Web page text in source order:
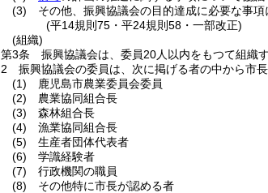
(3)
その他、振興協議会の目的達成に必要な事項
(平14規則75・平24規則58・一部改正)
(組織)
第3条
振興協議会は、委員20人以内をもつて組織す
2
振興協議会の委員は、次に掲げる者の中から市
(1)
鹿児島市農業委員会委員
(2)
農業協同組合長
(3)
森林組合長
(4)
漁業協同組合長
(5)
生産者団体代表者
(6)
学識経験者
(7)
行政機関の職員
(8)
その他特に市長が認める者